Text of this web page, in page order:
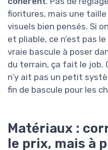
fioritures, mais une
visuels bien pensés. Si
et pliable, ce n’est pas
vraie bascule à poser
du terrain, ça fait le job.
n’y ait pas un petit
fin de bascule pour les
Matériaux :
le prix, mais à